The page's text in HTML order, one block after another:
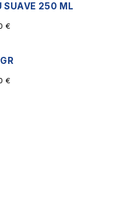
SUAVE 250 ML
€
€